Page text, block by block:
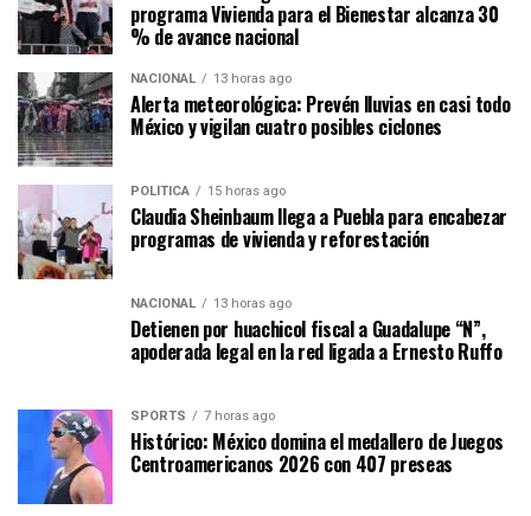
programa Vivienda para el Bienestar alcanza 30
% de avance nacional
NACIONAL 13 horas ago
Alerta meteorológica: Prevén lluvias en casi todo
México y vigilan cuatro posibles ciclones
POLÍTICA 15 horas ago
Claudia Sheinbaum llega a Puebla para encabezar
programas de vivienda y reforestación
NACIONAL 13 horas ago
Detienen por huachicol fiscal a Guadalupe “N”,
apoderada legal en la red ligada a Ernesto Ruffo
SPORTS 7 horas ago
Histórico: México domina el medallero de Juegos
Centroamericanos 2026 con 407 preseas